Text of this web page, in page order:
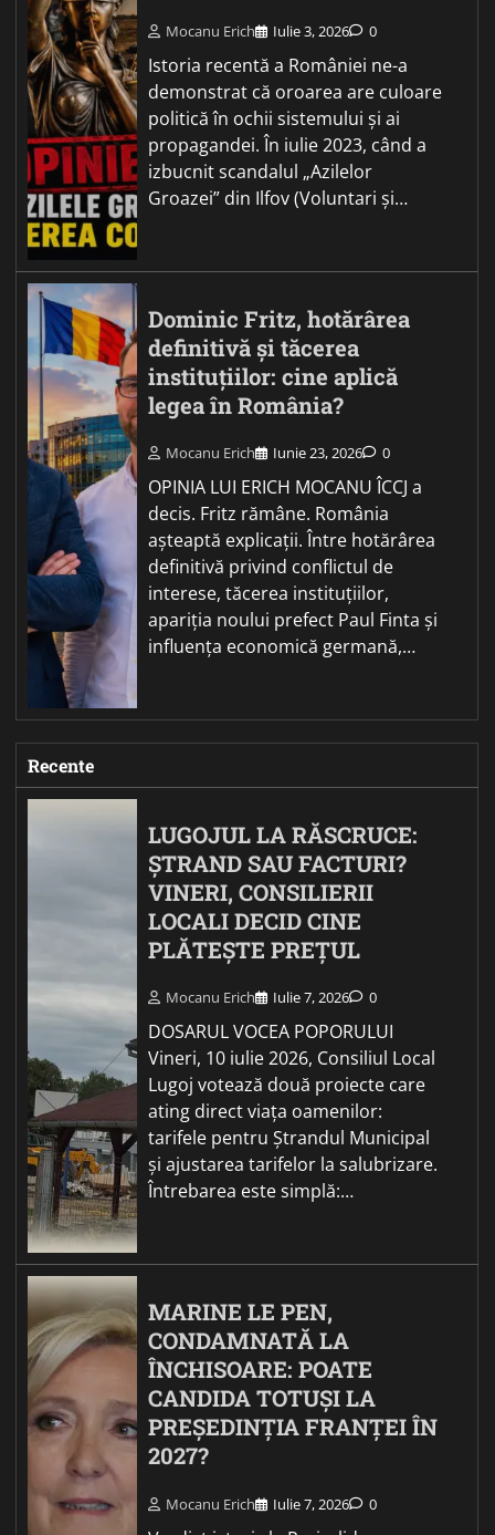
Mocanu Erich Iulie 3, 2026 0
Istoria recentă a României ne-a
demonstrat că oroarea are culoare
politică în ochii sistemului și ai
propagandei. În iulie 2023, când a
izbucnit scandalul „Azilelor
Groazei” din Ilfov (Voluntari și…
Dominic Fritz, hotărârea
definitivă și tăcerea
instituțiilor: cine aplică
legea în România?
Mocanu Erich Iunie 23, 2026 0
OPINIA LUI ERICH MOCANU ÎCCJ a
decis. Fritz rămâne. România
așteaptă explicații. Între hotărârea
definitivă privind conflictul de
interese, tăcerea instituțiilor,
apariția noului prefect Paul Finta și
influența economică germană,…
Recente
LUGOJUL LA RĂSCRUCE:
ȘTRAND SAU FACTURI?
VINERI, CONSILIERII
LOCALI DECID CINE
PLĂTEȘTE PREȚUL
Mocanu Erich Iulie 7, 2026 0
DOSARUL VOCEA POPORULUI
Vineri, 10 iulie 2026, Consiliul Local
Lugoj votează două proiecte care
ating direct viața oamenilor:
tarifele pentru Ștrandul Municipal
și ajustarea tarifelor la salubrizare.
Întrebarea este simplă:…
MARINE LE PEN,
CONDAMNATĂ LA
ÎNCHISOARE: POATE
CANDIDA TOTUȘI LA
PREȘEDINȚIA FRANȚEI ÎN
2027?
Mocanu Erich Iulie 7, 2026 0